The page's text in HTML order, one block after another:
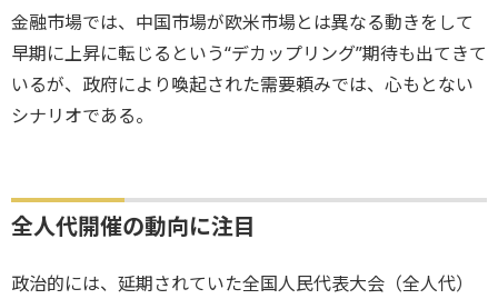
金融市場では、中国市場が欧米市場とは異なる動きをして
早期に上昇に転じるという“デカップリング”期待も出てきて
いるが、政府により喚起された需要頼みでは、心もとない
シナリオである。
全人代開催の動向に注目
政治的には、延期されていた全国人民代表大会（全人代）